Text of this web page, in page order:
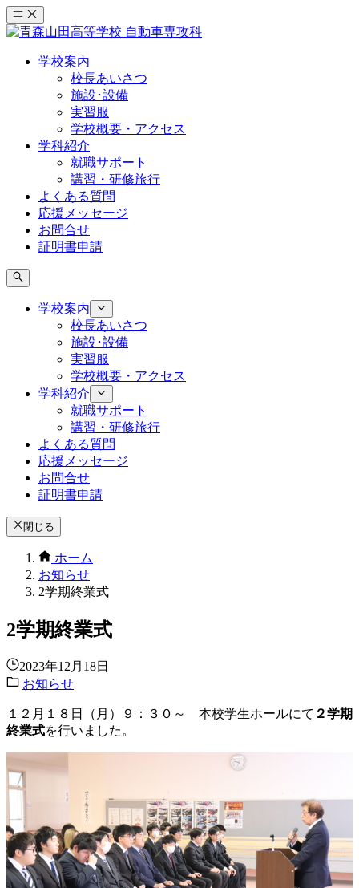
コ
ン
学校案内
校長あいさつ
施設･設備
実習服
学校概要・アクセス
学科紹介
就職サポート
講習・研修旅行
よくある質問
応援メッセージ
お問合せ
証明書申請
学校案内
校長あいさつ
施設･設備
実習服
学校概要・アクセス
学科紹介
就職サポート
講習・研修旅行
よくある質問
応援メッセージ
お問合せ
証明書申請
閉じる
ホーム
お知らせ
2学期終業式
2学期終業式
2023年12月18日
お知らせ
１２月１８日（月）９：３０～ 本校学生ホールにて ２学期
終業式を行いました。